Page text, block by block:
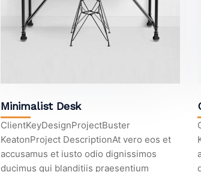
Minimalist Desk
ClientKeyDesignProjectBuster
KeatonProject DescriptionAt vero eos et
accusamus et iusto odio dignissimos
ducimus qui blanditiis praesentium